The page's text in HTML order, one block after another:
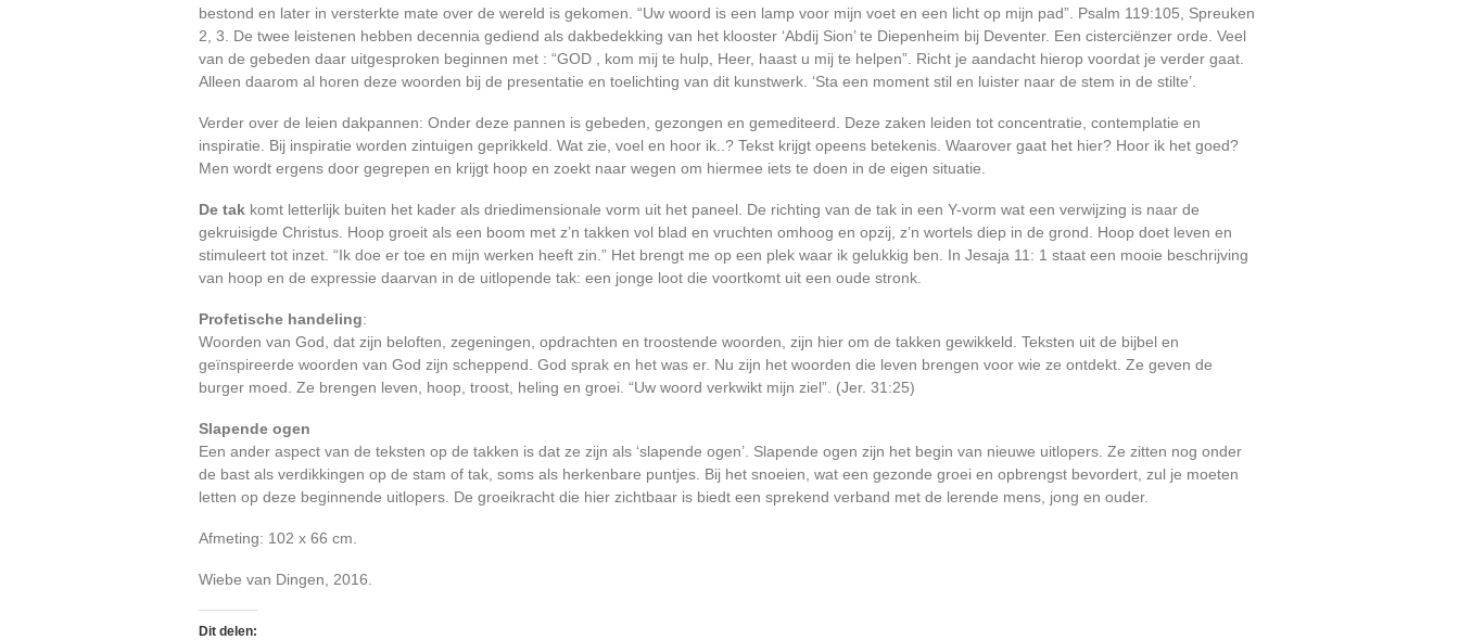
bestond en later in versterkte mate over de wereld is gekomen. “Uw woord is een lamp voor mijn voet en een licht op mijn pad”. Psalm 119:105, Spreuken
2, 3. De twee leistenen hebben decennia gediend als dakbedekking van het klooster ‘Abdij Sion’ te Diepenheim bij Deventer. Een cisterciënzer orde. Veel
van de gebeden daar uitgesproken beginnen met : “GOD , kom mij te hulp, Heer, haast u mij te helpen”. Richt je aandacht hierop voordat je verder gaat.
Alleen daarom al horen deze woorden bij de presentatie en toelichting van dit kunstwerk. ‘Sta een moment stil en luister naar de stem in de stilte’.
Verder over de leien dakpannen: Onder deze pannen is gebeden, gezongen en gemediteerd. Deze zaken leiden tot concentratie, contemplatie en
inspiratie. Bij inspiratie worden zintuigen geprikkeld. Wat zie, voel en hoor ik..? Tekst krijgt opeens betekenis. Waarover gaat het hier? Hoor ik het goed?
Men wordt ergens door gegrepen en krijgt hoop en zoekt naar wegen om hiermee iets te doen in de eigen situatie.
De tak komt letterlijk buiten het kader als driedimensionale vorm uit het paneel. De richting van de tak in een Y-vorm wat een verwijzing is naar de
gekruisigde Christus. Hoop groeit als een boom met z’n takken vol blad en vruchten omhoog en opzij, z’n wortels diep in de grond. Hoop doet leven en
stimuleert tot inzet. “Ik doe er toe en mijn werken heeft zin.” Het brengt me op een plek waar ik gelukkig ben. In Jesaja 11: 1 staat een mooie beschrijving
van hoop en de expressie daarvan in de uitlopende tak: een jonge loot die voortkomt uit een oude stronk.
Profetische handeling:
Woorden van God, dat zijn beloften, zegeningen, opdrachten en troostende woorden, zijn hier om de takken gewikkeld. Teksten uit de bijbel en
geïnspireerde woorden van God zijn scheppend. God sprak en het was er. Nu zijn het woorden die leven brengen voor wie ze ontdekt. Ze geven de
burger moed. Ze brengen leven, hoop, troost, heling en groei. “Uw woord verkwikt mijn ziel”. (Jer. 31:25)
Slapende ogen
Een ander aspect van de teksten op de takken is dat ze zijn als ‘slapende ogen’. Slapende ogen zijn het begin van nieuwe uitlopers. Ze zitten nog onder
de bast als verdikkingen op de stam of tak, soms als herkenbare puntjes. Bij het snoeien, wat een gezonde groei en opbrengst bevordert, zul je moeten
letten op deze beginnende uitlopers. De groeikracht die hier zichtbaar is biedt een sprekend verband met de lerende mens, jong en ouder.
Afmeting: 102 x 66 cm.
Wiebe van Dingen, 2016.
Dit delen: